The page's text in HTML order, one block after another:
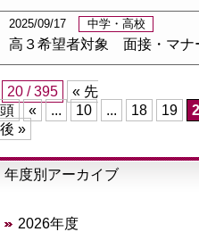
2025/09/17 中学・高校
高３希望者対象 面接・マナ
20 / 395
« 先
頭
« ... 10 ... 18 19
後 »
年度別アーカイブ
2026年度